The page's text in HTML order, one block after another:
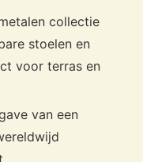
collectie
stoelen en
voor terras en
van een